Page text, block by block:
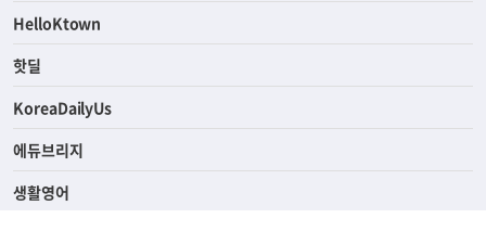
HelloKtown
핫딜
KoreaDailyUs
에듀브리지
생활영어